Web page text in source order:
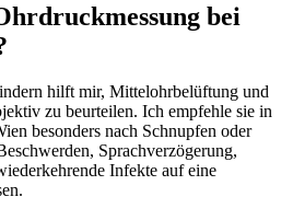
bei
hilft mir, Mittelohrbelüftung und
zu beurteilen. Ich empfehle sie in
besonders nach Schnupfen oder
Sprachverzögerung,
Infekte auf eine